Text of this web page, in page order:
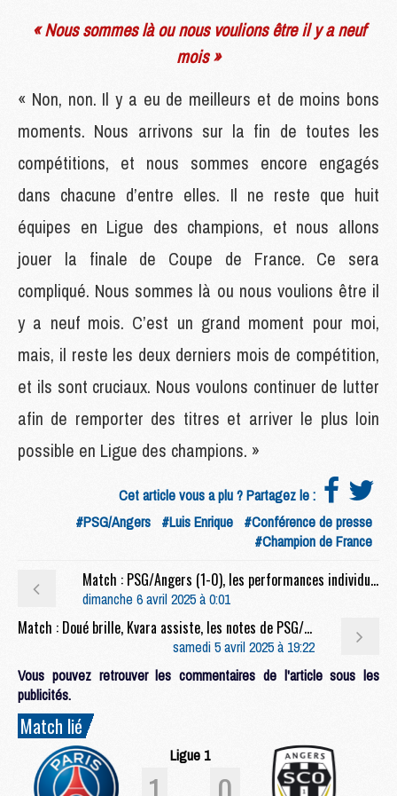
« Nous sommes là ou nous voulions être il y a neuf
mois »
« Non, non. Il y a eu de meilleurs et de moins bons
moments. Nous arrivons sur la fin de toutes les
compétitions, et nous sommes encore engagés
dans chacune d’entre elles. Il ne reste que huit
équipes en Ligue des champions, et nous allons
jouer la finale de Coupe de France. Ce sera
compliqué. Nous sommes là ou nous voulions être il
y a neuf mois. C’est un grand moment pour moi,
mais, il reste les deux derniers mois de compétition,
et ils sont cruciaux. Nous voulons continuer de lutter
afin de remporter des titres et arriver le plus loin
possible en Ligue des champions. »
Cet article vous a plu ? Partagez le :
#PSG/Angers #Luis Enrique #Conférence de presse
#Champion de France
Match : PSG/Angers (1-0), les performances individuelles
dimanche 6 avril 2025 à 0:01
Match : Doué brille, Kvara assiste, les notes de PSG/Angers (1-0)
samedi 5 avril 2025 à 19:22
Vous pouvez retrouver les commentaires de l'article sous les
publicités.
Match lié
Ligue 1